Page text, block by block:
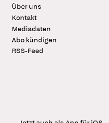
Über uns
Kontakt
Mediadaten
Abo kündigen
RSS-Feed